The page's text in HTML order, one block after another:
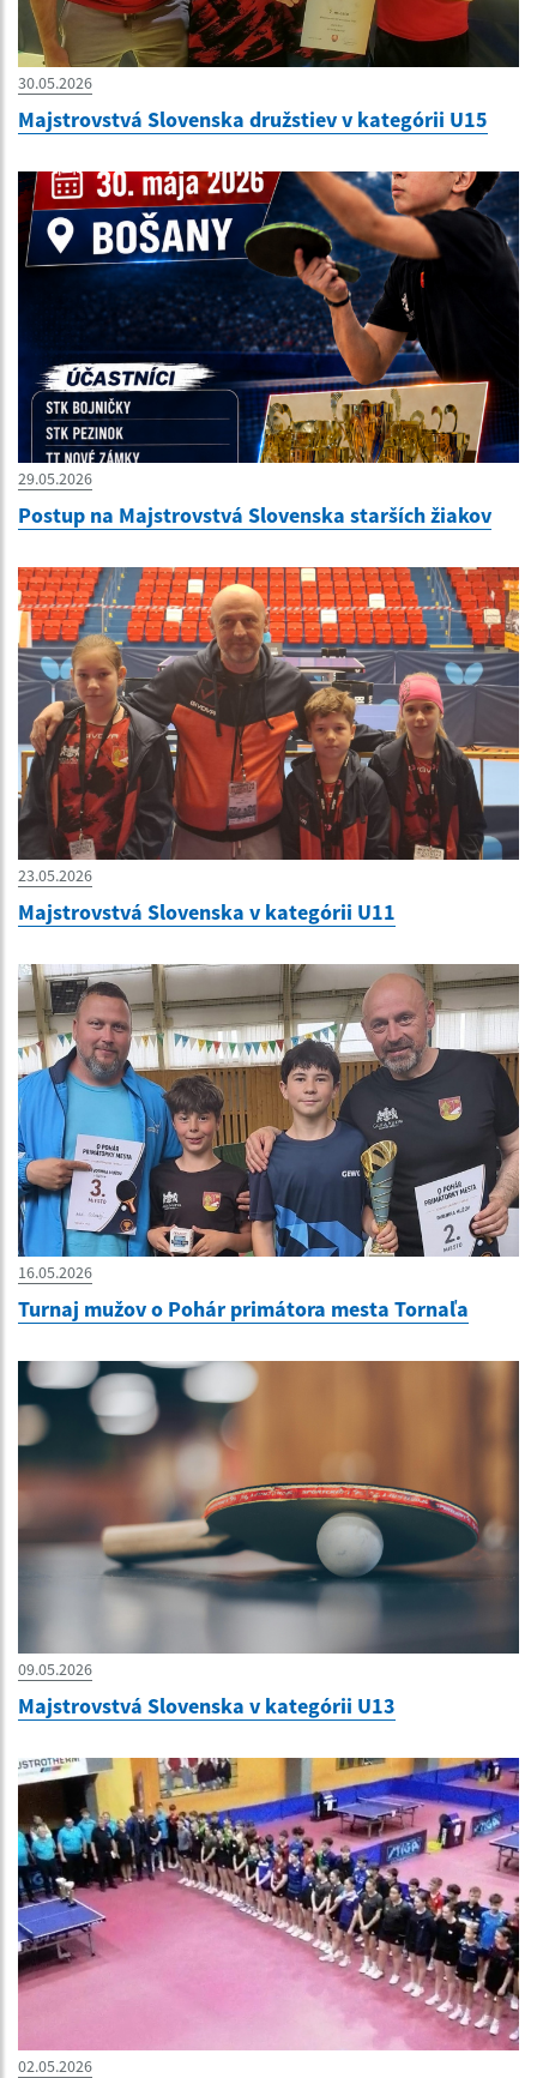
30.05.2026
Majstrovstvá Slovenska družstiev v kategórii U15
29.05.2026
Postup na Majstrovstvá Slovenska starších žiakov
23.05.2026
Majstrovstvá Slovenska v kategórii U11
16.05.2026
Turnaj mužov o Pohár primátora mesta Tornaľa
09.05.2026
Majstrovstvá Slovenska v kategórii U13
02.05.2026